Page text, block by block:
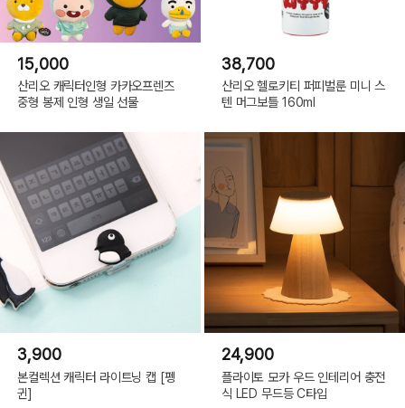
15,000
산리오 캐릭터인형 카카오프렌즈
중형 봉제 인형 생일 선물
38,700
산리오 헬로키티 퍼피벌룬 미니 스
텐 머그보틀 160ml
3,900
본컬렉션 캐릭터 라이트닝 캡 [펭
귄]
24,900
플라이토 모카 우드 인테리어 충전
식 LED 무드등 C타입